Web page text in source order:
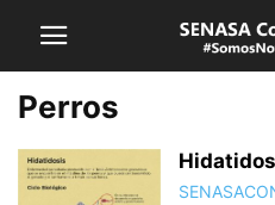
Perros